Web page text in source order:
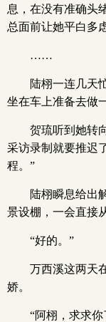
息，在没有准确头
总面前让她平白多
……
陆栩一连几天
坐在车上准备去做
贺琉听到她转
采访录制就要推迟
程。”
陆栩瞬息给出
景设棚，一会直接
“好的。”
万西溪这两天
娇。
“阿栩，求求